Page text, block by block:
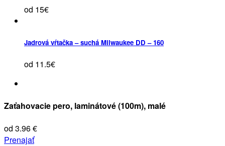
od 15€
Jadrová vŕtačka – suchá Milwaukee DD – 160
od 11.5€
Zaťahovacie pero, laminátové (100m), malé
od 3.96 €
Prenajať